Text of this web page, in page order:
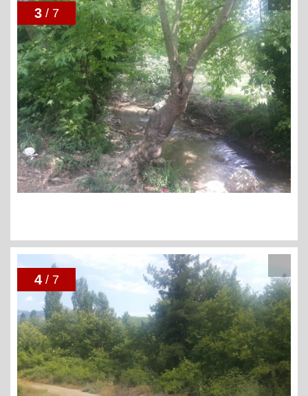
3/ 7
4/ 7